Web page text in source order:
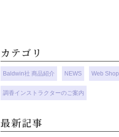
カテゴリ
Baldwin社 商品紹介 NEWS Web Shop
調香インストラクターのご案内
最新記事